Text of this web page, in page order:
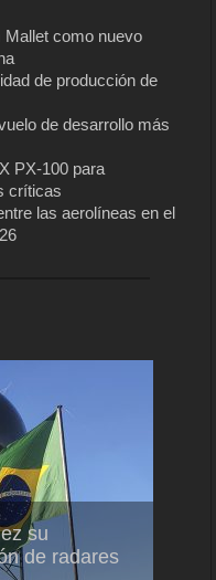
como nuevo
de producción de
de desarrollo más
PX-100 para
críticas
las aerolíneas en el
su
de radares